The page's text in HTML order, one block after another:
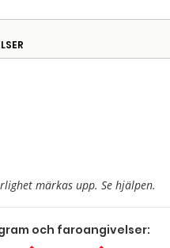
märkas upp. Se hjälpen.
och faroangivelser: